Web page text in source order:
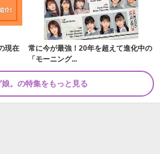
現在
常に今が最強！20年を超えて進化中の
「モーニング...
。の特集をもっと見る